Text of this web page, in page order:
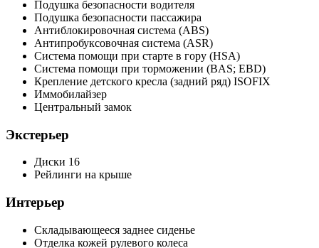
Подушка безопасности водителя
Подушка безопасности пассажира
Антиблокировочная система (ABS)
Антипробуксовочная система (ASR)
Система помощи при старте в гору (HSA)
Система помощи при торможении (BAS; EBD)
Крепление детского кресла (задний ряд) ISOFIX
Иммобилайзер
Центральный замок
Экстерьер
Диски 16
Рейлинги на крыше
Интерьер
Складывающееся заднее сиденье
Отделка кожей рулевого колеса